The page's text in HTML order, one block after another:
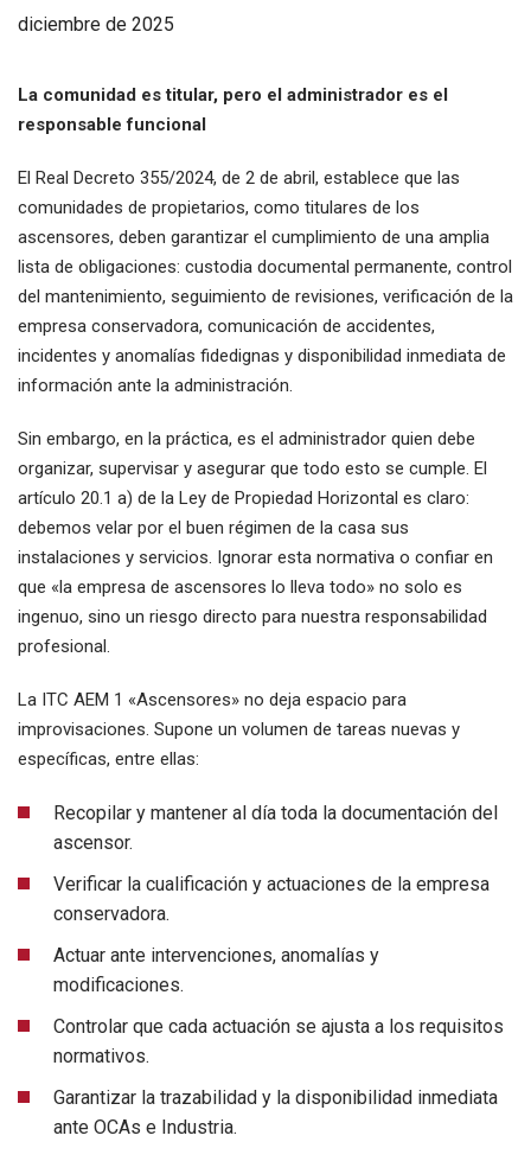
diciembre de 2025
La comunidad es titular, pero el administrador es el
responsable funcional
El Real Decreto 355/2024, de 2 de abril, establece que las
comunidades de propietarios, como titulares de los
ascensores, deben garantizar el cumplimiento de una amplia
lista de obligaciones: custodia documental permanente, control
del mantenimiento, seguimiento de revisiones, verificación de la
empresa conservadora, comunicación de accidentes,
incidentes y anomalías fidedignas y disponibilidad inmediata de
información ante la administración.
Sin embargo, en la práctica, es el administrador quien debe
organizar, supervisar y asegurar que todo esto se cumple. El
artículo 20.1 a) de la Ley de Propiedad Horizontal es claro:
debemos velar por el buen régimen de la casa sus
instalaciones y servicios. Ignorar esta normativa o confiar en
que «la empresa de ascensores lo lleva todo» no solo es
ingenuo, sino un riesgo directo para nuestra responsabilidad
profesional.
La ITC AEM 1 «Ascensores» no deja espacio para
improvisaciones. Supone un volumen de tareas nuevas y
específicas, entre ellas:
Recopilar y mantener al día toda la documentación del
ascensor.
Verificar la cualificación y actuaciones de la empresa
conservadora.
Actuar ante intervenciones, anomalías y
modificaciones.
Controlar que cada actuación se ajusta a los requisitos
normativos.
Garantizar la trazabilidad y la disponibilidad inmediata
ante OCAs e Industria.